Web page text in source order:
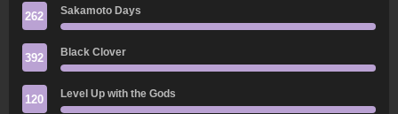
262 Sakamoto Days
392 Black Clover
120 Level Up with the Gods